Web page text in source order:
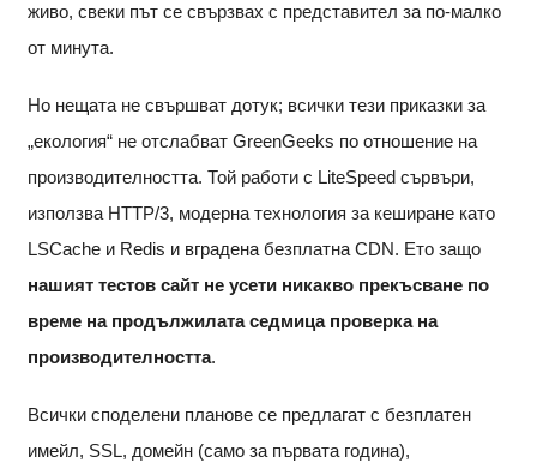
живо, свеки път се свързвах с представител за по-малко
от минута.
Но нещата не свършват дотук; всички тези приказки за
„екология“ не отслабват GreenGeeks по отношение на
производителността. Той работи с LiteSpeed сървъри,
използва HTTP/3, модерна технология за кеширане като
LSCache и Redis и вградена безплатна CDN. Ето защо
нашият тестов сайт не усети никакво прекъсване по
време на продължилата седмица проверка на
производителността.
Всички споделени планове се предлагат с безплатен
имейл, SSL, домейн (само за първата година),